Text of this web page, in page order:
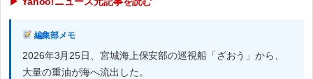
編集部メモ
2026年3月25日、宮城海上保安部の巡視船「ざおう」から、
大量の重油が海へ流出した。